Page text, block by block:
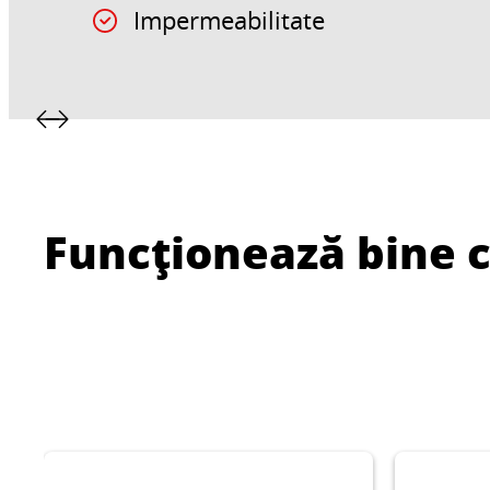
Impermeabilitate
Funcționează bine